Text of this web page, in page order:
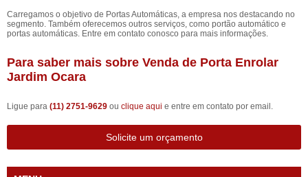
Carregamos o objetivo de Portas Automáticas, a empresa nos destacando no
segmento. Também oferecemos outros serviços, como portão automático e
portas automáticas. Entre em contato conosco para mais informações.
Para saber mais sobre Venda de Porta Enrolar
Jardim Ocara
Ligue para (11) 2751-9629 ou clique aqui e entre em contato por email.
Solicite um orçamento